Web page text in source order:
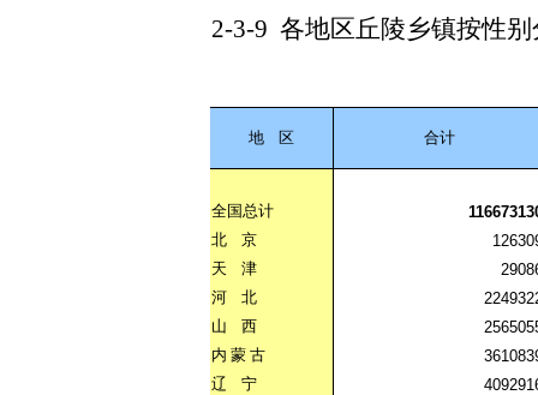
2-3-9 各地区丘陵乡镇按性
地 区 合计
全国总计
北
京
天
津
河
北
山
西
内 蒙 古
辽
宁